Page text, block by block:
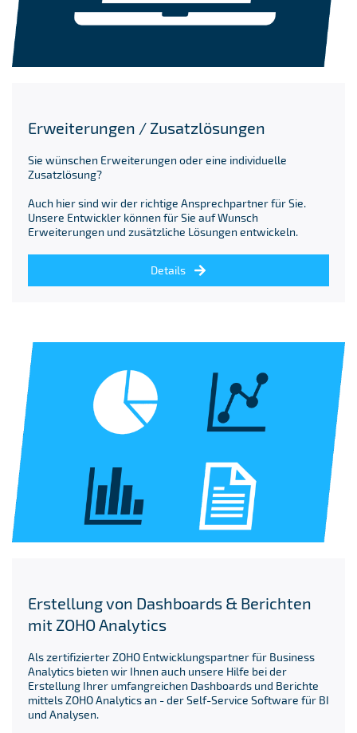
Erweiterungen / Zusatzlösungen
Sie wünschen Erweiterungen oder eine individuelle
Zusatzlösung?
Auch hier sind wir der richtige Ansprechpartner für Sie.
Unsere Entwickler können für Sie auf Wunsch
Erweiterungen und zusätzliche Lösungen entwickeln.
Details
Erstellung von Dashboards & Berichten
mit ZOHO Analytics
Als zertifizierter ZOHO Entwicklungspartner für Business
Analytics bieten wir Ihnen auch unsere Hilfe bei der
Erstellung Ihrer umfangreichen Dashboards und Berichte
mittels ZOHO Analytics an - der Self-Service Software für BI
und Analysen.